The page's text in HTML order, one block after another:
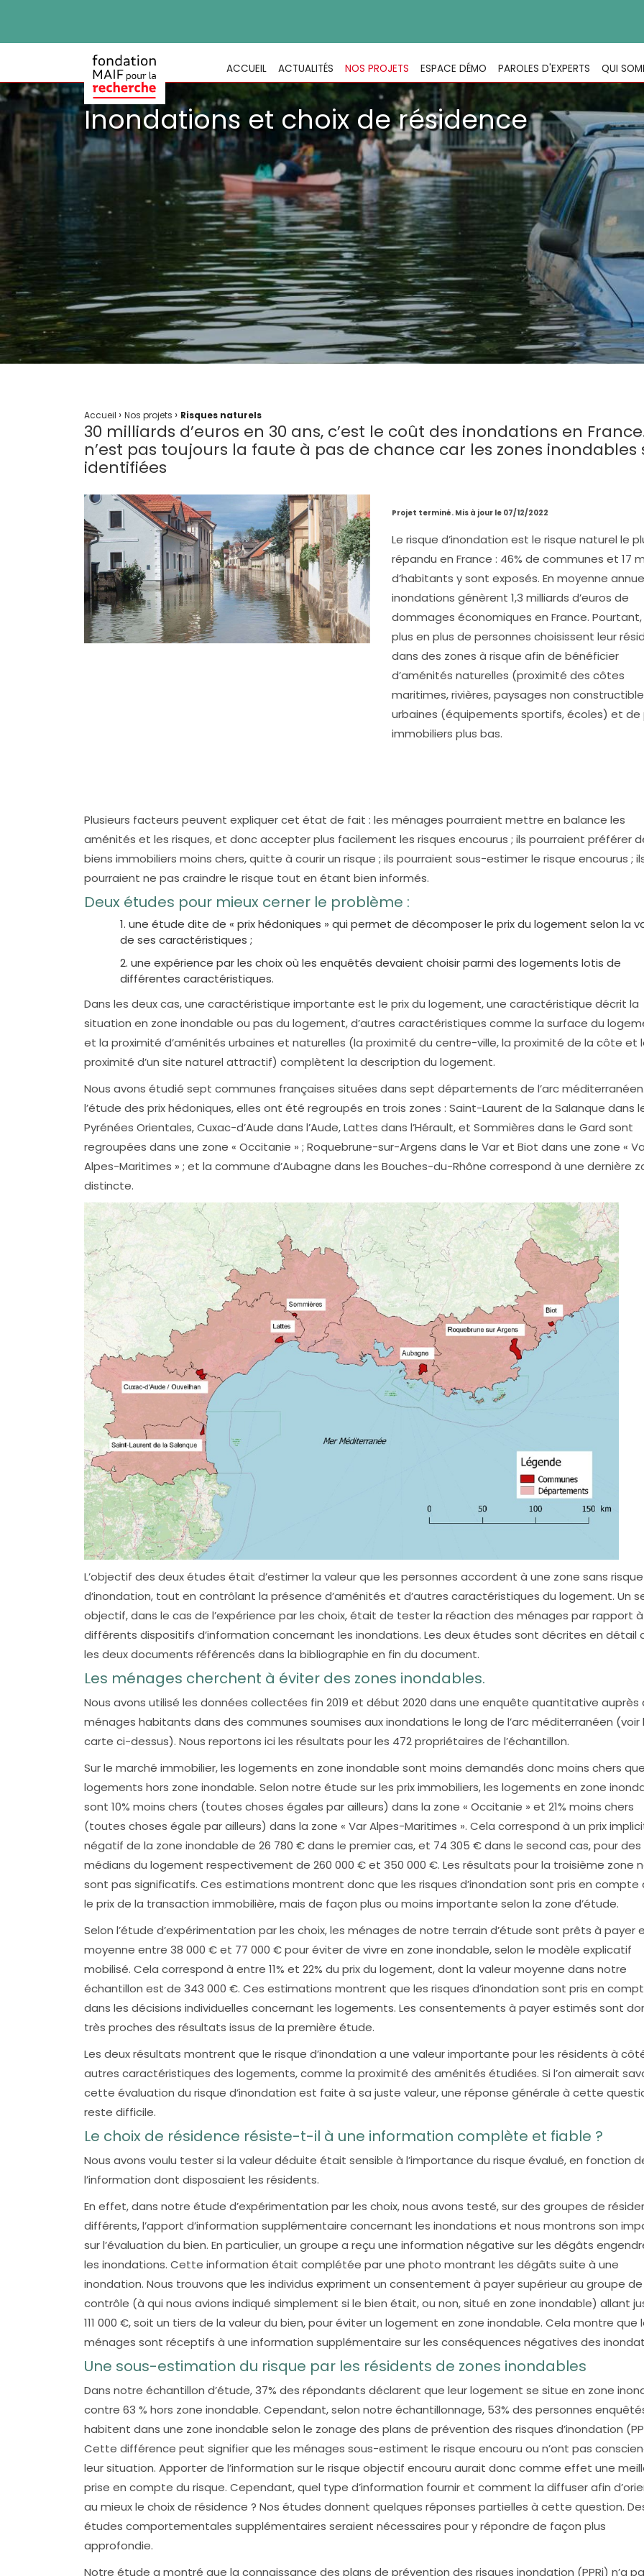
ACCUEIL ACTUALITÉS NOS PROJETS ESPACE DÉMO PAROLES D'EXPERTS QUI
Inondations et choix de résidence
Accueil › Nos projets › Risques naturels
30 milliards d’euros en 30 ans, c’est le coût des inondations en
n’est pas toujours la faute à pas de chance car les zones inondables
identifiées
Projet terminé. Mis à jour le 07/12/2022
Le risque d’inondation est le risque naturel le
répandu en France : 46% de communes et 17
d’habitants y sont exposés. En moyenne
inondations génèrent 1,3 milliards d’euros de
dommages économiques en France.
plus en plus de personnes choisissent leur
dans des zones à risque afin de bénéficier
d’aménités naturelles (proximité des côtes
maritimes, rivières, paysages non
urbaines (équipements sportifs, écoles) et de
immobiliers plus bas.
Plusieurs facteurs peuvent expliquer cet état de fait : les ménages pourraient mettre en balance les
aménités et les risques, et donc accepter plus facilement les risques encourus ; ils pourraient préférer
biens immobiliers moins chers, quitte à courir un risque ; ils pourraient sous-estimer le risque encourus ;
pourraient ne pas craindre le risque tout en étant bien informés.
Deux études pour mieux cerner le problème :
une étude dite de « prix hédoniques » qui permet de décomposer le prix du logement selon la
de ses caractéristiques ;
une expérience par les choix où les enquêtés devaient choisir parmi des logements lotis de
différentes caractéristiques.
Dans les deux cas, une caractéristique importante est le prix du logement, une caractéristique décrit la
situation en zone inondable ou pas du logement, d’autres caractéristiques comme la surface du
et la proximité d’aménités urbaines et naturelles (la proximité du centre-ville, la proximité de la côte et
proximité d’un site naturel attractif) complètent la description du logement.
Nous avons étudié sept communes françaises situées dans sept départements de l’arc
l’étude des prix hédoniques, elles ont été regroupés en trois zones : Saint-Laurent de la Salanque dans
Pyrénées Orientales, Cuxac-d’Aude dans l’Aude, Lattes dans l’Hérault, et Sommières dans le Gard sont
regroupées dans une zone « Occitanie » ; Roquebrune-sur-Argens dans le Var et Biot dans une zone «
Alpes-Maritimes » ; et la commune d’Aubagne dans les Bouches-du-Rhône correspond à une dernière
distincte.
L’objectif des deux études était d’estimer la valeur que les personnes accordent à une zone sans risque
d’inondation, tout en contrôlant la présence d’aménités et d’autres caractéristiques du logement. Un
objectif, dans le cas de l’expérience par les choix, était de tester la réaction des ménages par rapport à
différents dispositifs d’information concernant les inondations. Les deux études sont décrites en détail
les deux documents référencés dans la bibliographie en fin du document.
Les ménages cherchent à éviter des zones inondables.
Nous avons utilisé les données collectées fin 2019 et début 2020 dans une enquête quantitative auprès
ménages habitants dans des communes soumises aux inondations le long de l’arc méditerranéen (voir
carte ci-dessus). Nous reportons ici les résultats pour les 472 propriétaires de l’échantillon.
Sur le marché immobilier, les logements en zone inondable sont moins demandés donc moins chers
logements hors zone inondable. Selon notre étude sur les prix immobiliers, les logements en zone
sont 10% moins chers (toutes choses égales par ailleurs) dans la zone « Occitanie » et 21% moins chers
(toutes choses égale par ailleurs) dans la zone « Var Alpes-Maritimes ». Cela correspond à un prix
négatif de la zone inondable de 26 780 € dans le premier cas, et 74 305 € dans le second cas, pour des
médians du logement respectivement de 260 000 € et 350 000 €. Les résultats pour la troisième zone
sont pas significatifs. Ces estimations montrent donc que les risques d’inondation sont pris en compte
le prix de la transaction immobilière, mais de façon plus ou moins importante selon la zone d’étude.
Selon l’étude d’expérimentation par les choix, les ménages de notre terrain d’étude sont prêts à payer
moyenne entre 38 000 € et 77 000 € pour éviter de vivre en zone inondable, selon le modèle explicatif
mobilisé. Cela correspond à entre 11% et 22% du prix du logement, dont la valeur moyenne dans notre
échantillon est de 343 000 €. Ces estimations montrent que les risques d’inondation sont pris en
dans les décisions individuelles concernant les logements. Les consentements à payer estimés sont
très proches des résultats issus de la première étude.
Les deux résultats montrent que le risque d’inondation a une valeur importante pour les résidents à
autres caractéristiques des logements, comme la proximité des aménités étudiées. Si l’on aimerait
cette évaluation du risque d’inondation est faite à sa juste valeur, une réponse générale à cette
reste difficile.
Le choix de résidence résiste-t-il à une information complète et fiable ?
Nous avons voulu tester si la valeur déduite était sensible à l’importance du risque évalué, en fonction
l’information dont disposaient les résidents.
En effet, dans notre étude d’expérimentation par les choix, nous avons testé, sur des groupes de
différents, l’apport d’information supplémentaire concernant les inondations et nous montrons son
sur l’évaluation du bien. En particulier, un groupe a reçu une information négative sur les dégâts
les inondations. Cette information était complétée par une photo montrant les dégâts suite à une
inondation. Nous trouvons que les individus expriment un consentement à payer supérieur au groupe de
contrôle (à qui nous avions indiqué simplement si le bien était, ou non, situé en zone inondable) allant
111 000 €, soit un tiers de la valeur du bien, pour éviter un logement en zone inondable. Cela montre que
ménages sont réceptifs à une information supplémentaire sur les conséquences négatives des
Une sous-estimation du risque par les résidents de zones inondables
Dans notre échantillon d’étude, 37% des répondants déclarent que leur logement se situe en zone
contre 63 % hors zone inondable. Cependant, selon notre échantillonnage, 53% des personnes
habitent dans une zone inondable selon le zonage des plans de prévention des risques d’inondation
Cette différence peut signifier que les ménages sous-estiment le risque encouru ou n’ont pas
leur situation. Apporter de l’information sur le risque objectif encouru aurait donc comme effet une
prise en compte du risque. Cependant, quel type d’information fournir et comment la diffuser afin
au mieux le choix de résidence ? Nos études donnent quelques réponses partielles à cette question.
études comportementales supplémentaires seraient nécessaires pour y répondre de façon plus
approfondie.
Notre étude a montré que la connaissance des plans de prévention des risques inondation (PPRi) n’a